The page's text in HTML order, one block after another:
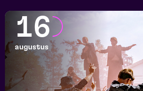
16
augustus